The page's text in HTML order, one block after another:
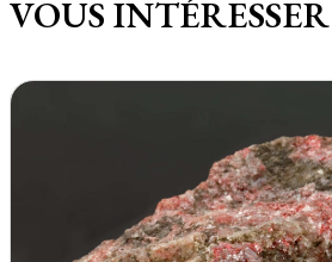
VOUS INTÉRESSER